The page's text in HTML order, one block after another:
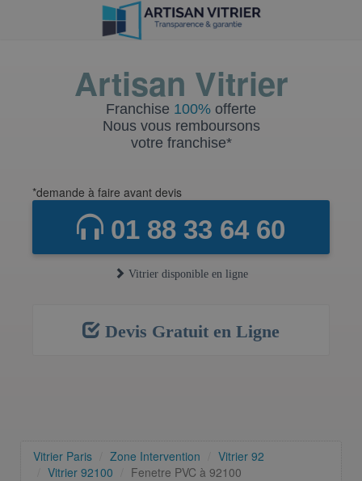
Artisan Vitrier
Franchise 100% offerte
Nous vous remboursons
votre franchise*
*demande à faire avant devis
01 88 33 64 60
Vitrier disponible en ligne
Devis Gratuit en Ligne
Vitrier Paris Zone Intervention
Vitrier 92
Vitrier 92100
Fenetre PVC à 92100